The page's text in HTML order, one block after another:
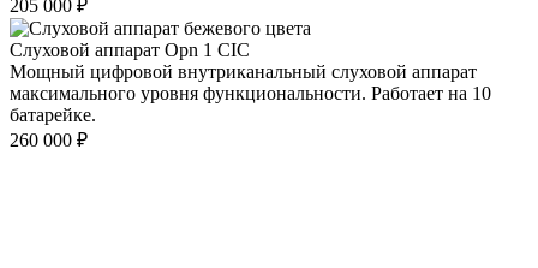
205 000 ₽
Слуховой аппарат Opn 1 CIC
Мощный цифровой внутриканальный слуховой аппарат
максимального уровня функциональности. Работает на 10
батарейке.
260 000 ₽